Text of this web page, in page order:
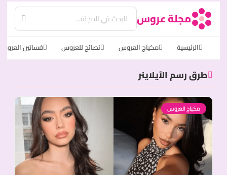
مجلة عروس
الرئيسية مكياج العروس نصائح للعروس فساتين العروس
طرق رسم الآيلاينر
مكياج العروس